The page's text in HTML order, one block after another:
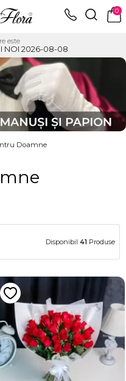
0
este
NOI 2026-08-08
Doamne
Disponibil 41 Produse